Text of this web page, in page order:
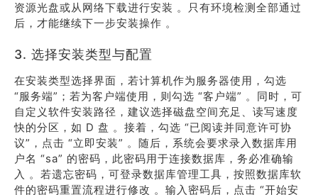
资源光盘或从网络下载进行安装 。只有环境检测全部通过
后，才能继续下一步安装操作 。
3. 选择安装类型与配置
在安装类型选择界面，若计算机作为服务器使用，勾选
“服务端”；若为客户端使用，则勾选 “客户端” 。同时，可
自定义软件安装路径，建议选择磁盘空间充足、读写速度
快的分区，如 D 盘 。接着，勾选 “已阅读并同意许可协
议”，点击 “立即安装” 。随后，系统会要求录入数据库用
户名 “sa” 的密码，此密码用于连接数据库，务必准确输
入 。若遗忘密码，可登录数据库管理工具，按照数据库软
件的密码重置流程进行修改 。输入密码后，点击 “开始安